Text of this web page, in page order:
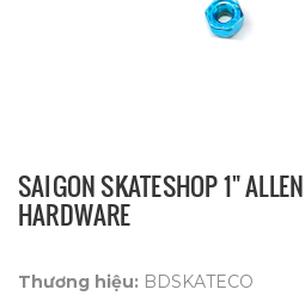
SAIGON SKATESHOP 1"
HARDWARE
Thương hiệu: BDSKATECO